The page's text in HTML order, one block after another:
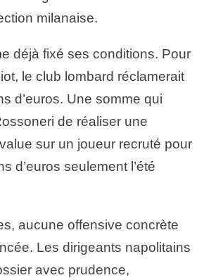
milanaise.
déjà fixé ses conditions. Pour
le club lombard réclamerait
d’euros. Une somme qui
de réaliser une
sur un joueur recruté pour
d’euros seulement l’été
aucune offensive concrète
Les dirigeants napolitains
avec prudence,